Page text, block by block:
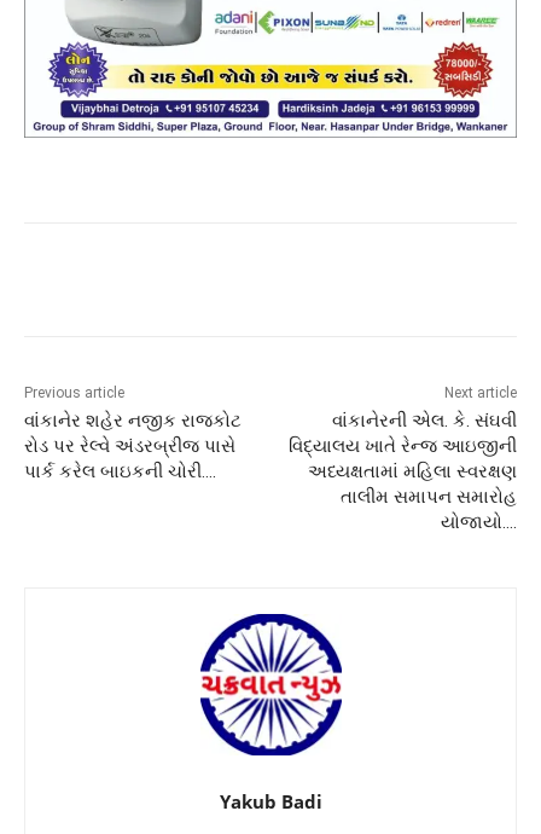
Previous article
વાંકાનેર શહેર નજીક રાજકોટ
રોડ પર રેલ્વે અંડરબ્રીજ પાસે
પાર્ક કરેલ બાઇકની ચોરી‌….
Next article
વાંકાનેરની એલ. કે. સંઘવી
વિદ્યાલય ખાતે રેન્જ આઇજીની
અધ્યક્ષતામાં મહિલા સ્વરક્ષણ
તાલીમ સમાપન સમારોહ
યોજાયો….
Yakub Badi